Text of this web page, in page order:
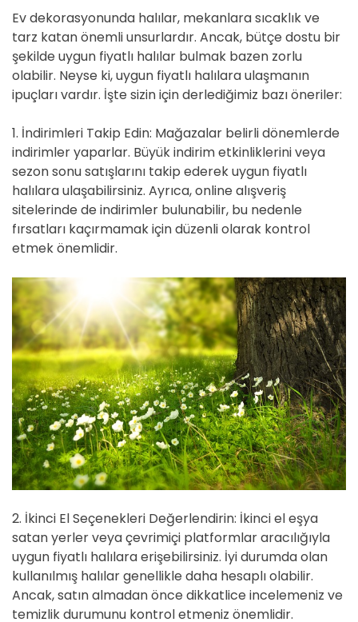
Ev dekorasyonunda halılar, mekanlara sıcaklık ve
tarz katan önemli unsurlardır. Ancak, bütçe dostu bir
şekilde uygun fiyatlı halılar bulmak bazen zorlu
olabilir. Neyse ki, uygun fiyatlı halılara ulaşmanın
ipuçları vardır. İşte sizin için derlediğimiz bazı öneriler:
1. İndirimleri Takip Edin: Mağazalar belirli dönemlerde
indirimler yaparlar. Büyük indirim etkinliklerini veya
sezon sonu satışlarını takip ederek uygun fiyatlı
halılara ulaşabilirsiniz. Ayrıca, online alışveriş
sitelerinde de indirimler bulunabilir, bu nedenle
fırsatları kaçırmamak için düzenli olarak kontrol
etmek önemlidir.
2. İkinci El Seçenekleri Değerlendirin: İkinci el eşya
satan yerler veya çevrimiçi platformlar aracılığıyla
uygun fiyatlı halılara erişebilirsiniz. İyi durumda olan
kullanılmış halılar genellikle daha hesaplı olabilir.
Ancak, satın almadan önce dikkatlice incelemeniz ve
temizlik durumunu kontrol etmeniz önemlidir.